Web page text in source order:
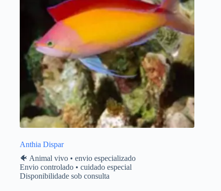
Anthia Dispar
🐠 Animal vivo • envio especializado
Envio controlado • cuidado especial
Disponibilidade sob consulta